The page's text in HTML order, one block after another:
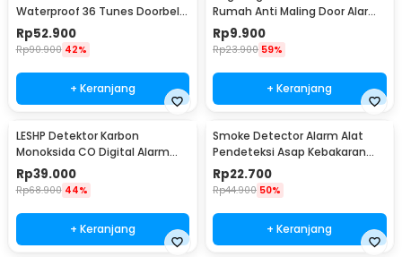
Waterproof 36 Tunes Doorbell
- FK-D009
Rp52.900
Rp90.900 42%
+ Keranjang
Rumah Anti Maling Door Alarm
Sensor 90dB - YL-323
Rp9.900
Rp23.900 59%
+ Keranjang
LESHP Detektor Karbon
Monoksida CO Digital Alarm
85dB Sensor Gas Rumah -
EN502
Rp39.000
Rp68.900 44%
+ Keranjang
Smoke Detector Alarm Alat
Pendeteksi Asap Kebakaran
85dB - SS-168
Rp22.700
Rp44.900 50%
+ Keranjang